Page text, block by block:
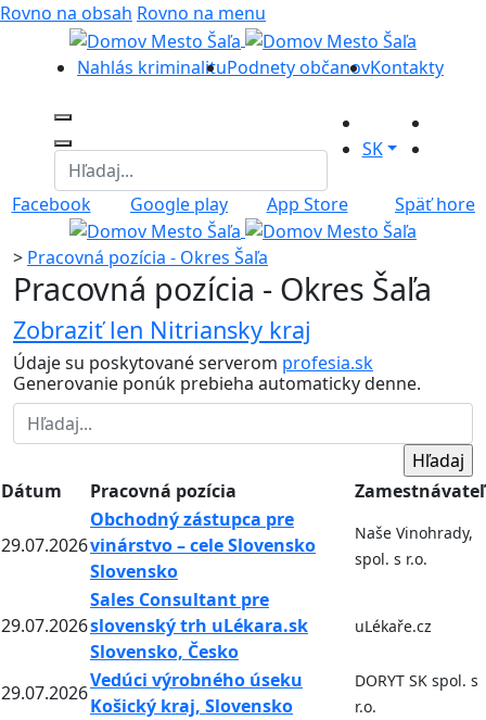
Rovno na obsah Rovno na menu
Nahlás kriminalituPodnety občanovKontakty
SK
Facebook Google play App Store Späť hore
> Pracovná pozícia - Okres Šaľa
Pracovná pozícia - Okres Šaľa
Zobraziť len Nitriansky kraj
Údaje su poskytované serverom profesia.sk
Generovanie ponúk prebieha automaticky denne.
Dátum Pracovná pozícia Zamestnávateľ
29.07.2026
Obchodný zástupca pre
vinárstvo – cele Slovensko
Slovensko
Naše Vinohrady,
spol. s r.o.
29.07.2026
Sales Consultant pre
slovenský trh uLékara.sk
Slovensko, Česko
uLékaře.cz
29.07.2026
Vedúci výrobného úseku
Košický kraj, Slovensko
DORYT SK spol. s
r.o.